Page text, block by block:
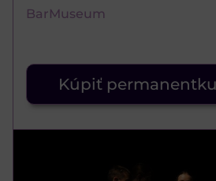
BarMuseum
Kúpiť permanentku